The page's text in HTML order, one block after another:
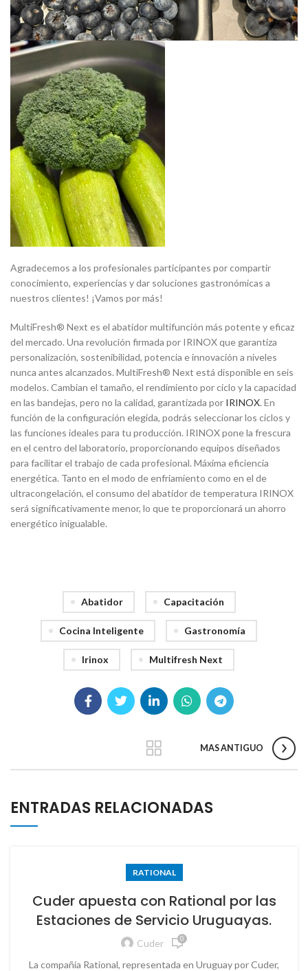
Agradecemos a los profesionales participantes por compartir
conocimiento, experiencias y dar soluciones gastronómicas a
nuestros clientes! ¡Vamos por más!
MultiFresh® Next es el abatidor multifunción más potente y eficaz
del mercado. Una revolución firmada por IRINOX que garantiza
personalización, sostenibilidad, potencia e innovación a niveles
nunca antes alcanzados. MultiFresh® Next está disponible en seis
modelos. Cambian el tamaño, el rendimiento por ciclo y la capacidad
en las bandejas, pero no la calidad, garantizada por IRINOX. En
función de la configuración elegida, podrás seleccionar los ciclos y
las funciones ideales para tu producción. IRINOX pone la frescura
en el centro del laboratorio, proporcionando equipos diseñados
para facilitar el trabajo de cada profesional. Máxima eficiencia
energética. Tanto en el modo de enfriamiento como en el de
ultracongelación, el consumo del abatidor de temperatura IRINOX
será significativamente menor, lo que te proporcionará un ahorro
energético inigualable.
Abatidor Capacitación
Cocina Inteligente Gastronomía
Irinox Multifresh Next
MAS ANTIGUO
ENTRADAS RELACIONADAS
RATIONAL
Cuder apuesta con Rational por las
Estaciones de Servicio Uruguayas.
Cuder 0
La compañía Rational, representada en Uruguay por Cuder,